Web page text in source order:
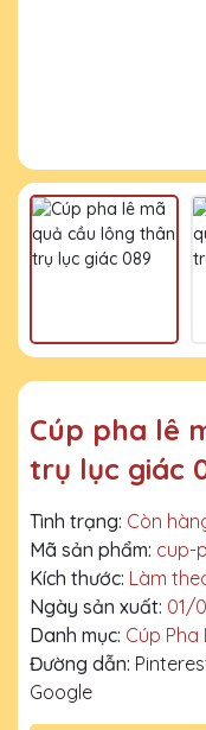
Cúp pha lê
trụ lục giác
Tình trạng: Còn
Mã sản phẩm: cup-
Kích thước: Làm
Ngày sản xuất: 01/
Danh mục: Cúp Pha
Đường dẫn:
Google